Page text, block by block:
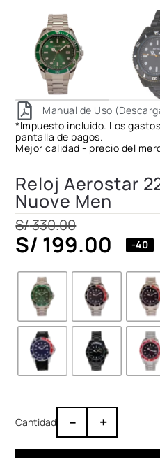
Manual de Uso
*Impuesto incluido. Los
pantalla de pagos.
Mejor calidad - precio del
Reloj Aerostar
Nuove Men
S/330.00
S/ 199.00 -40
– +